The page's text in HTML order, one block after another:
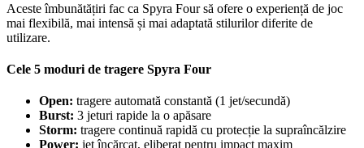
Aceste îmbunătățiri fac ca Spyra Four să ofere o experiență de joc
mai flexibilă, mai intensă și mai adaptată stilurilor diferite de
utilizare.
Cele 5 moduri de tragere Spyra Four
Open: tragere automată constantă (1 jet/secundă)
Burst: 3 jeturi rapide la o apăsare
Storm: tragere continuă rapidă cu protecție la supraîncălzire
Power: jet încărcat, eliberat pentru impact maxim